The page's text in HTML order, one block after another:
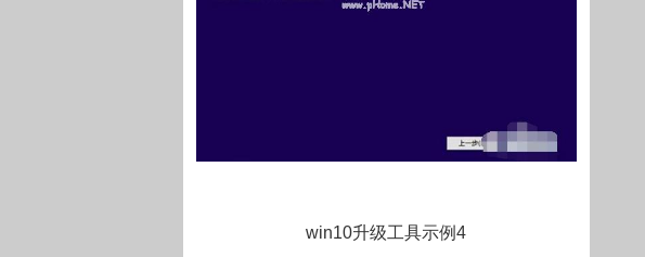
win10升级工具示例4